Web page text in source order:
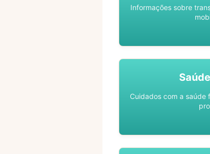
Informações sobre
Cuidados com a saúde